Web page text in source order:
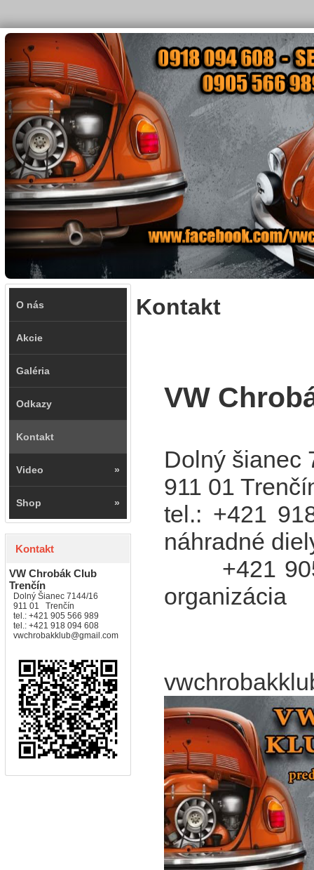
O nás
Akcie
Galéria
Odkazy
Kontakt
»
Video
»
Shop
Kontakt
VW Chrobák Club
Trenčín
Dolný Šianec 7144/16
911 01 Trenčín
tel.: +421 905 566 989
tel.: +421 918 094 608
vwchrobakklub@gmail.com
Kontakt
VW
Dolný šianec
911 01
tel.: +421
náhradné
+421 905
organizácia